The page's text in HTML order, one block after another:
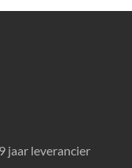
jaar leverancier